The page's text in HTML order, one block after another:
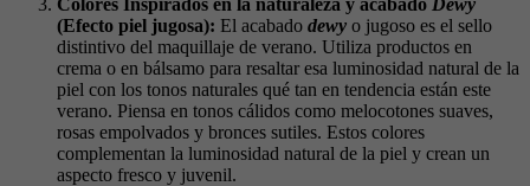
(Efecto piel jugosa): El acabado dewy o jugoso es el sello
distintivo del maquillaje de verano. Utiliza productos en
crema o en bálsamo para resaltar esa luminosidad natural de la
piel con los tonos naturales qué tan en tendencia están este
verano. Piensa en tonos cálidos como melocotones suaves,
rosas empolvados y bronces sutiles. Estos colores
complementan la luminosidad natural de la piel y crean un
aspecto fresco y juvenil.